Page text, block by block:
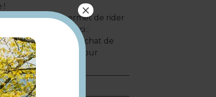
!
minutes, vous permet de rider
pas de souci :
est inclus dans l’achat de
de wakeboard pour
×